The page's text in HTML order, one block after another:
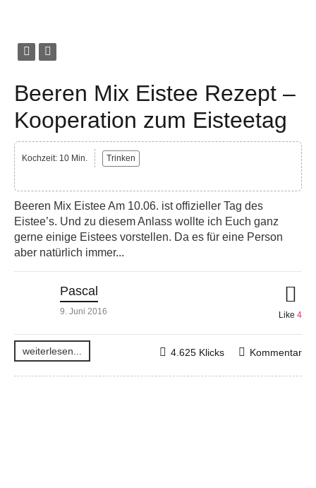
Beeren Mix Eistee Rezept –
Kooperation zum Eisteetag
Kochzeit: 10 Min. Trinken
Beeren Mix Eistee Am 10.06. ist offizieller Tag des
Eistee’s. Und zu diesem Anlass wollte ich Euch ganz
gerne einige Eistees vorstellen. Da es für eine Person
aber natürlich immer...
Pascal
9. Juni 2016 Like 4
weiterlesen... Kommentar
4.625 Klicks